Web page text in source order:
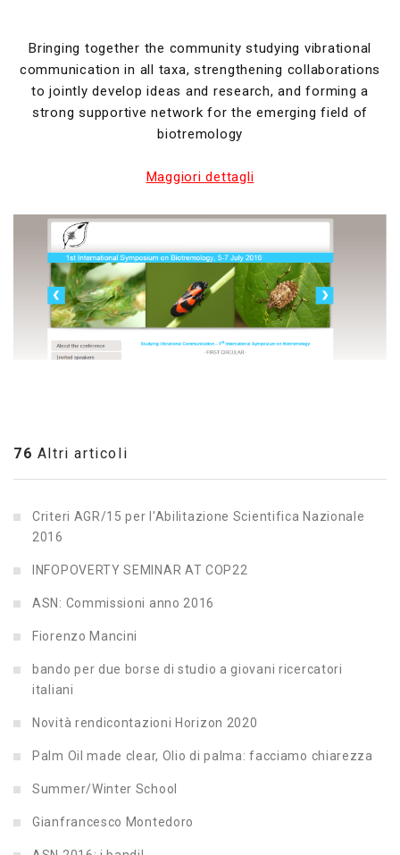
Bringing together the community studying vibrational
communication in all taxa, strengthening collaborations
to jointly develop ideas and research, and forming a
strong supportive network for the emerging field of
biotremology
Maggiori dettagli
76 Altri articoli
Criteri AGR/15 per l'Abilitazione Scientifica Nazionale
2016
INFOPOVERTY SEMINAR AT COP22
ASN: Commissioni anno 2016
Fiorenzo Mancini
bando per due borse di studio a giovani ricercatori
italiani
Novità rendicontazioni Horizon 2020
Palm Oil made clear, Olio di palma: facciamo chiarezza
Summer/Winter School
Gianfrancesco Montedoro